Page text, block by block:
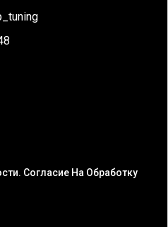
Согласие На Обработку